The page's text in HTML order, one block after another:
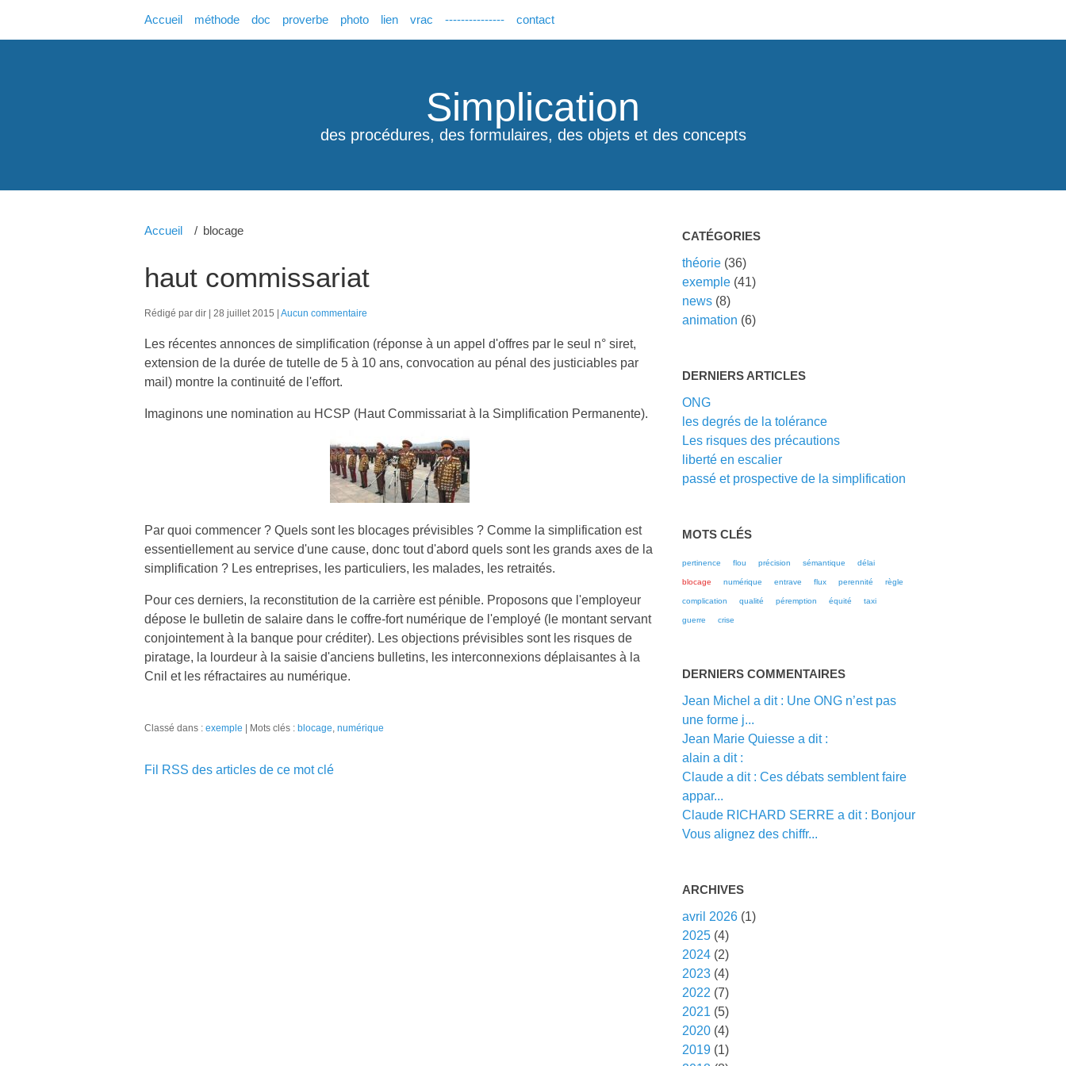
Accueil méthode doc proverbe photo lien vrac --------------- contact
Simplication
des procédures, des formulaires, des objets et des concepts
Accueil blocage
haut commissariat
Rédigé par dir 28 juillet 2015 Aucun commentaire
Les récentes annonces de simplification (réponse à un appel d'offres par le seul n° siret,
extension de la durée de tutelle de 5 à 10 ans, convocation au pénal des justiciables par
mail) montre la continuité de l'effort.
Imaginons une nomination au HCSP (Haut Commissariat à la Simplification Permanente).
Par quoi commencer ? Quels sont les blocages prévisibles ? Comme la simplification est
essentiellement au service d'une cause, donc tout d'abord quels sont les grands axes de la
simplification ? Les entreprises, les particuliers, les malades, les retraités.
Pour ces derniers, la reconstitution de la carrière est pénible. Proposons que l'employeur
dépose le bulletin de salaire dans le coffre-fort numérique de l'employé (le montant servant
conjointement à la banque pour créditer). Les objections prévisibles sont les risques de
piratage, la lourdeur à la saisie d'anciens bulletins, les interconnexions déplaisantes à la
Cnil et les réfractaires au numérique.
Classé dans : exemple Mots clés : blocage numérique
Fil RSS des articles de ce mot clé
CATÉGORIES
théorie (36)
exemple (41)
news (8)
animation (6)
DERNIERS ARTICLES
ONG
les degrés de la tolérance
Les risques des précautions
liberté en escalier
passé et prospective de la simplification
MOTS CLÉS
pertinence flou précision sémantique délai
blocage numérique entrave flux perennité règle
complication qualité péremption équité taxi
guerre crise
DERNIERS COMMENTAIRES
Jean Michel a dit : Une ONG n’est pas
une forme j...
Jean Marie Quiesse a dit :
alain a dit :
Claude a dit : Ces débats semblent faire
appar...
Claude RICHARD SERRE a dit : Bonjour
Vous alignez des chiffr...
ARCHIVES
avril 2026 (1)
2025 (4)
2024 (2)
2023 (4)
2022 (7)
2021 (5)
2020 (4)
2019 (1)